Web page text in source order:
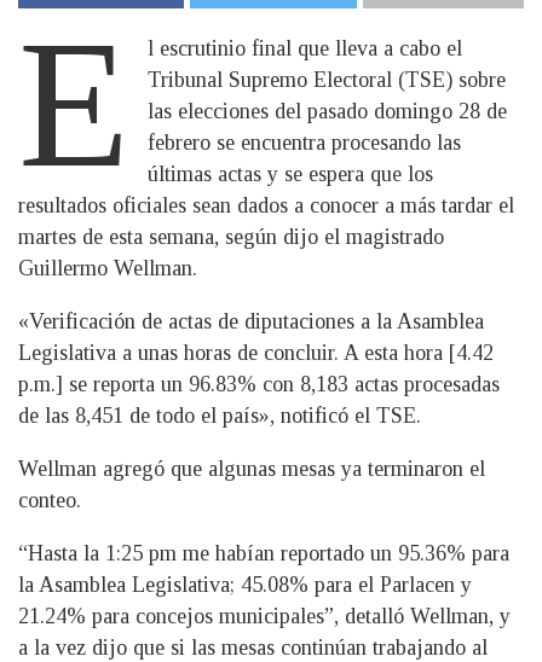
E
l escrutinio final que lleva a cabo el
Tribunal Supremo Electoral (TSE) sobre
las elecciones del pasado domingo 28 de
febrero se encuentra procesando las
últimas actas y se espera que los
resultados oficiales sean dados a conocer a más tardar el
martes de esta semana, según dijo el magistrado
Guillermo Wellman.
«Verificación de actas de diputaciones a la Asamblea
Legislativa a unas horas de concluir. A esta hora [4.42
p.m.] se reporta un 96.83% con 8,183 actas procesadas
de las 8,451 de todo el país», notificó el TSE.
Wellman agregó que algunas mesas ya terminaron el
conteo.
“Hasta la 1:25 pm me habían reportado un 95.36% para
la Asamblea Legislativa; 45.08% para el Parlacen y
21.24% para concejos municipales”, detalló Wellman, y
a la vez dijo que si las mesas continúan trabajando al